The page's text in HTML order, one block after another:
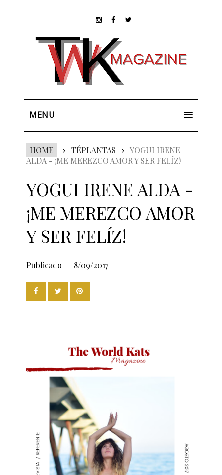
MENU
HOME TÉPLANTAS
YOGUI IRENE
ALDA - ¡ME MEREZCO AMOR Y SER FELÍZ!
YOGUI IRENE ALDA -
¡ME MEREZCO AMOR
Y SER FELÍZ!
Publicado 8/09/2017